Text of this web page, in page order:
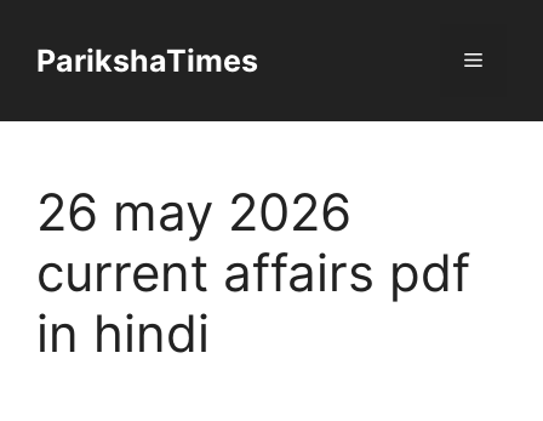
contentParikshaTimes Menu
26 may 2026
current affairs pdf
in hindi